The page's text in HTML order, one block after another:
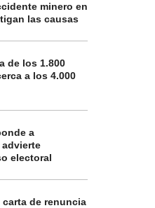
minero en
las causas
de los 1.800
a los 4.000
a
electoral
de renuncia